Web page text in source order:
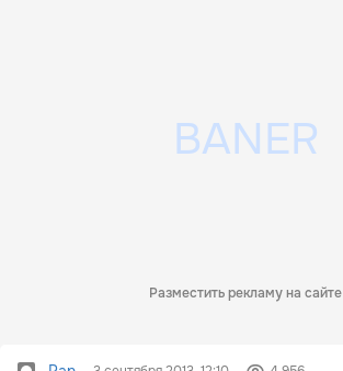
Разместить рекламу на сайте